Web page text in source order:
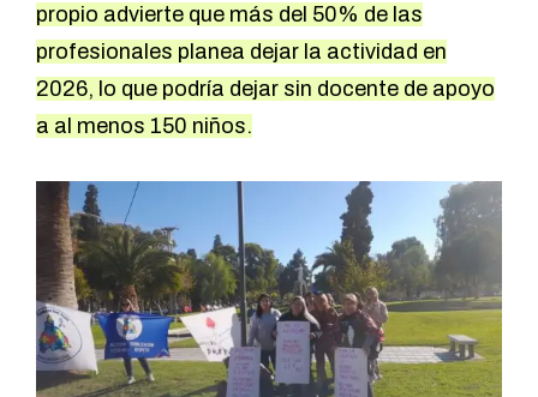
propio advierte que más del 50% de las
profesionales planea dejar la actividad en
2026, lo que podría dejar sin docente de apoyo
a al menos 150 niños.